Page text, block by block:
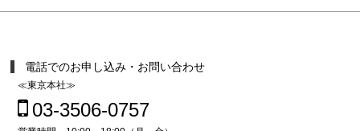
電話でのお申し込み・お問い合わせ
≪東京本社≫
03-3506-0757